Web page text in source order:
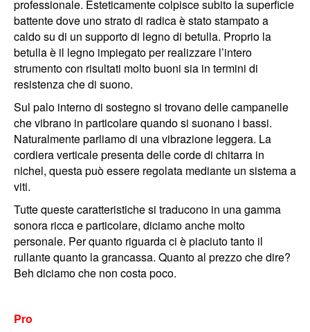
professionale. Esteticamente colpisce subito la superficie
battente dove uno strato di radica è stato stampato a
caldo su di un supporto di legno di betulla. Proprio la
betulla è il legno impiegato per realizzare l’intero
strumento con risultati molto buoni sia in termini di
resistenza che di suono.
Sul palo interno di sostegno si trovano delle campanelle
che vibrano in particolare quando si suonano i bassi.
Naturalmente parliamo di una vibrazione leggera. La
cordiera verticale presenta delle corde di chitarra in
nichel, questa può essere regolata mediante un sistema a
viti.
Tutte queste caratteristiche si traducono in una gamma
sonora ricca e particolare, diciamo anche molto
personale. Per quanto riguarda ci è piaciuto tanto il
rullante quanto la grancassa. Quanto al prezzo che dire?
Beh diciamo che non costa poco.
Pro